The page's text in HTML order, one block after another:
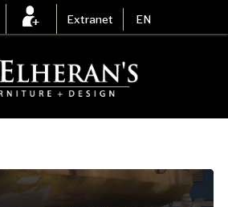
Extranet EN